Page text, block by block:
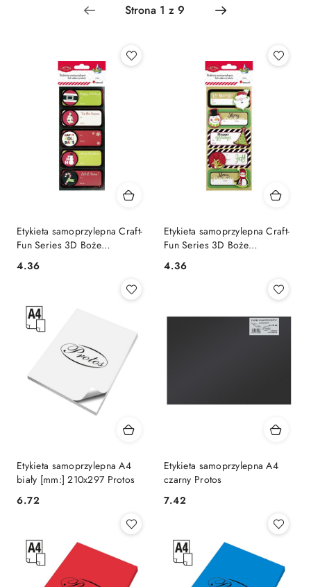
Etykieta samoprzylepna Craft-
Fun Series 3D Boże
Narodzenie [mm:] 90x38
Titanum (182206)
Cena:
4.36
Etykieta samoprzylepna Craft-
Fun Series 3D Boże
Narodzenie mix [mm:] 90x38
Titanum (181130-1)
Cena:
4.36
Etykieta samoprzylepna A4
biały [mm:] 210x297 Protos
Cena:
6.72
Etykieta samoprzylepna A4
czarny Protos
Cena:
7.42